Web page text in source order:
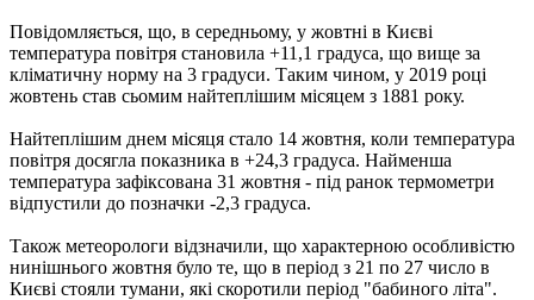
Повідомляється, що, в середньому, у жовтні в Києві
температура повітря становила +11,1 градуса, що вище за
кліматичну норму на 3 градуси. Таким чином, у 2019 році
жовтень став сьомим найтеплішим місяцем з 1881 року.
Найтеплішим днем ​​місяця стало 14 жовтня, коли температура
повітря досягла показника в +24,3 градуса. Найменша
температура зафіксована 31 жовтня - під ранок термометри
відпустили до позначки -2,3 градуса.
Також метеорологи відзначили, що характерною особливістю
нинішнього жовтня було те, що в період з 21 по 27 число в
Києві стояли тумани, які скоротили період "бабиного літа".